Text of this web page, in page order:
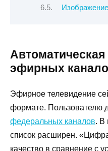
Автоматическая
эфирных
Эфирное телевидение
формате. Пользователю
федеральных каналов. В
список расширен.
качество в сравнение с